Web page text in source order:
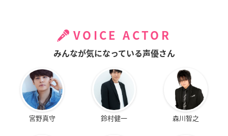
VOICE ACTOR
みんなが気になっている声優さん
宮野真守 鈴村健一 森川智之